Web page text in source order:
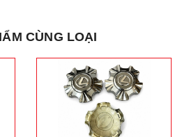
CÙNG LOẠI